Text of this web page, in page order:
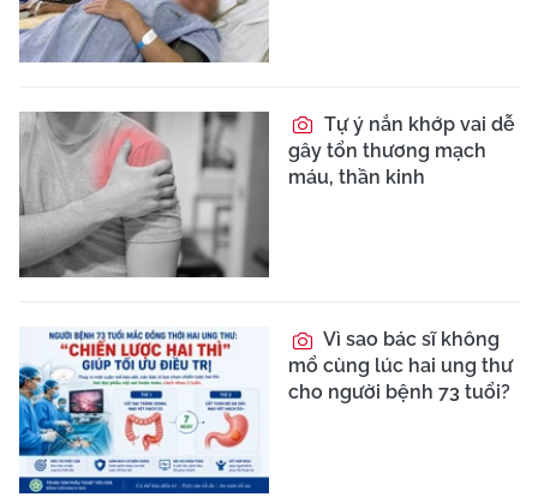
Tự ý nắn khớp vai dễ
gây tổn thương mạch
máu, thần kinh
Vì sao bác sĩ không
mổ cùng lúc hai ung thư
cho người bệnh 73 tuổi?